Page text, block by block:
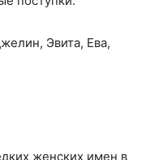
Эвита, Ева,
женских имен в